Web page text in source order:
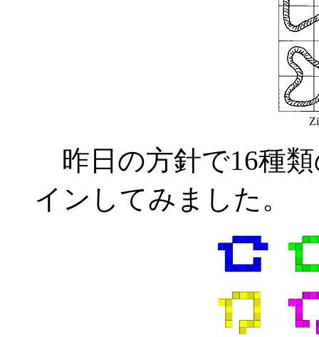
昨日の方針で16種
インしてみました。